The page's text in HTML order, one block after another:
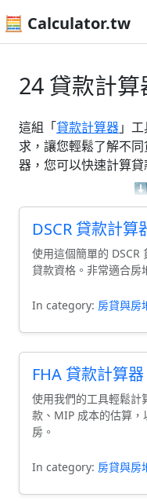
🧮 Calculator.tw
24 貸款計
這組「貸款計算器」
求，讓您輕鬆了解不
器，您可以快速計算
能力，讓複雜的數據
器還是個人貸款計算
做出更明智的財務決
過程變得更加簡單與高
⬇️
DSCR 貸款計算
使用這個簡單的 DSCR
貸款資格。非常適合房
In category: 房貸與房
FHA 貸款計算器
使用我們的工具輕鬆計
款、MIP 成本的估算
房。
In category: 房貸與房